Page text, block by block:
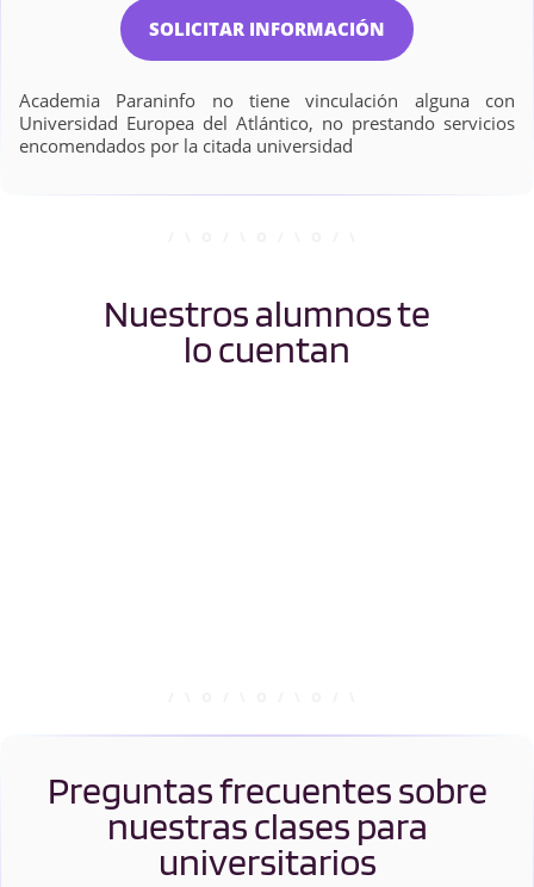
SOLICITAR INFORMACIÓN
Academia Paraninfo no tiene vinculación alguna con
Universidad Europea del Atlántico, no prestando servicios
encomendados por la citada universidad
Nuestros alumnos te
lo cuentan
Preguntas frecuentes sobre
nuestras clases para
universitarios